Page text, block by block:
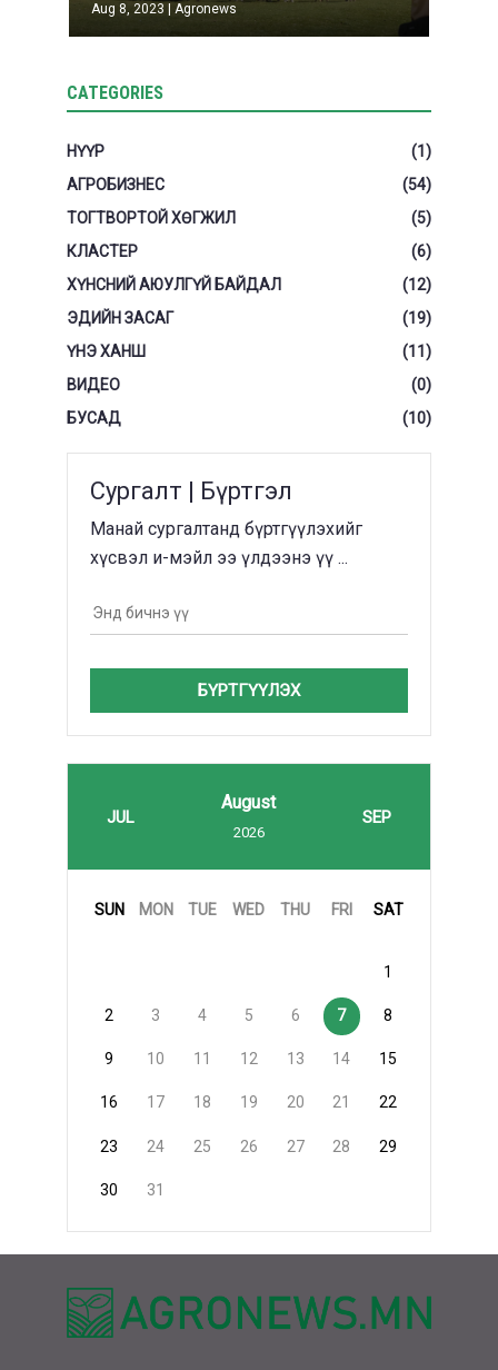
Aug 8, 2023
Agronews
CATEGORIES
НҮҮР
(1)
АГРОБИЗНЕС
(54)
ТОГТВОРТОЙ ХӨГЖИЛ
(5)
КЛАСТЕР
(6)
ХҮНСНИЙ АЮУЛГҮЙ БАЙДАЛ
(12)
ЭДИЙН ЗАСАГ
(19)
ҮНЭ ХАНШ
(11)
ВИДЕО
(0)
БУСАД
(10)
Сургалт | Бүртгэл
Манай сургалтанд бүртгүүлэхийг
хүсвэл и-мэйл ээ үлдээнэ үү ...
БҮРТГҮҮЛЭХ
JUL
August
2026
SEP
SUN MON TUE WED THU FRI SAT
1
2 3 4 5 6 7 8
9 10 11 12 13 14 15
16 17 18 19 20 21 22
23 24 25 26 27 28 29
30 31